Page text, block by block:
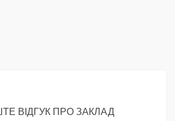
ВІДГУК ПРО ЗАКЛАД